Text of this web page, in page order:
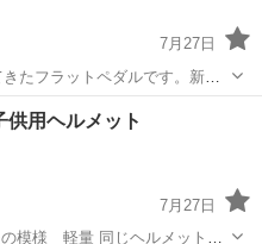
7月27日
たフラットペダルです。新品
くお願いします！
ンバイク
用ヘルメット
7月27日
じヘルメットが